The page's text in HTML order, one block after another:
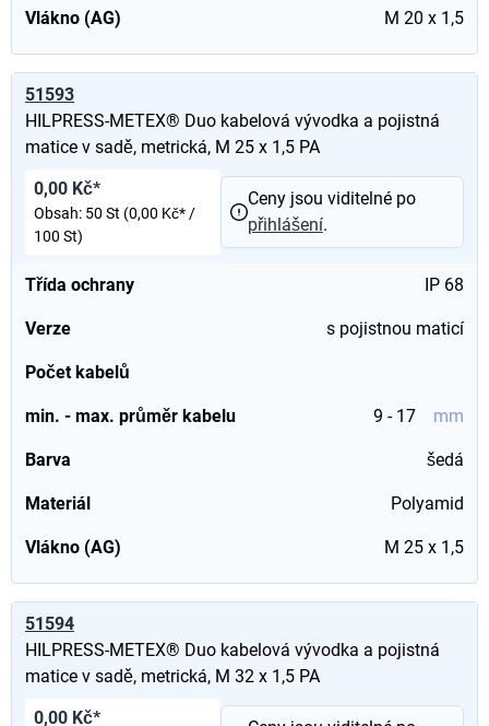
Vlákno (AG) M 20 x 1,5
51593
HILPRESS-METEX® Duo kabelová vývodka a pojistná
matice v sadě, metrická, M 25 x 1,5 PA
Třída ochrany IP 68
Verze s pojistnou maticí
Počet kabelů
min. - max. průměr kabelu 9 - 17 mm
Barva šedá
Materiál Polyamid
Vlákno (AG) M 25 x 1,5
0,00 Kč*
Obsah: 50 St (0,00 Kč* /
100 St)
Ceny jsou viditelné po
přihlášení.
51594
HILPRESS-METEX® Duo kabelová vývodka a pojistná
matice v sadě, metrická, M 32 x 1,5 PA
0,00 Kč*